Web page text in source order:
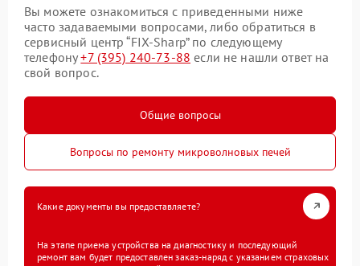
Вы можете ознакомиться с приведенными ниже
часто задаваемыми вопросами, либо обратиться в
сервисный центр “FIX-Sharp” по следующему
телефону+7 (395) 240-73-88 если не нашли ответ на
свой вопрос.
Общие вопросы
Вопросы по ремонту микроволновых печей
Какие документы вы предоставляете?
На этапе приема устройства на диагностику и последующий
ремонт вам будет предоставлен заказ-наряд с указанием страховых